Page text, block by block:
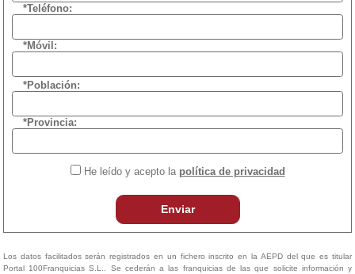
*Teléfono:
*Móvil:
*Población:
*Provincia:
He leído y acepto la política de privacidad
Enviar
Los datos facilitados serán registrados en un fichero inscrito en la AEPD del que es titular
Portal 100Franquicias S.L.. Se cederán a las franquicias de las que solicite información y